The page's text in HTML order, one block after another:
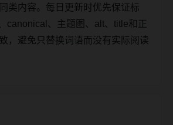
类内容。每日更新时优先保证标
canonical、主题图、alt、title和正
，避免只替换词语而没有实际阅读